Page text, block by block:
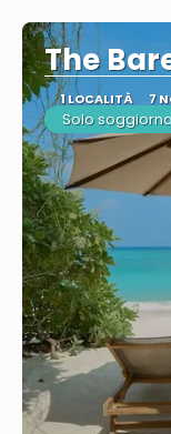
The
1 LOCALITÀ 7
Solo